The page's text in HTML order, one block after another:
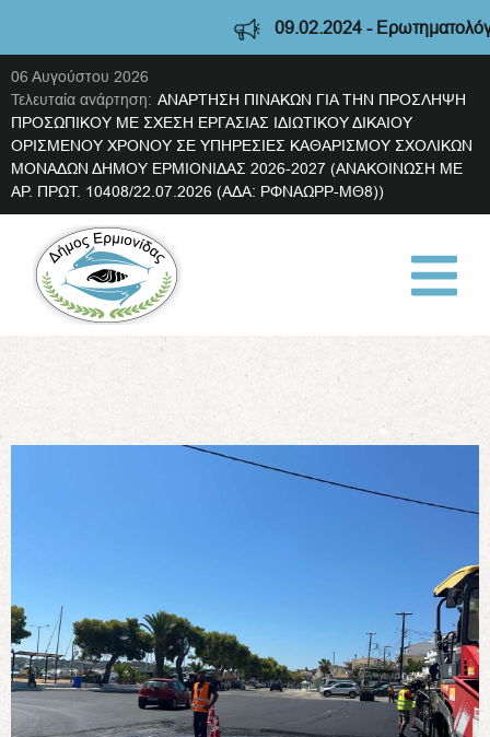
09.02.2024 - Ερωτηματολόγιο
06 Αυγούστου 2026
Τελευταία ανάρτηση: ΑΝΑΡΤΗΣΗ ΠΙΝΑΚΩΝ ΓΙΑ ΤΗΝ ΠΡΟΣΛΗΨΗ
ΠΡΟΣΩΠΙΚΟΥ ΜΕ ΣΧΕΣΗ ΕΡΓΑΣΙΑΣ ΙΔΙΩΤΙΚΟΥ ΔΙΚΑΙΟΥ
ΟΡΙΣΜΕΝΟΥ ΧΡΟΝΟΥ ΣΕ ΥΠΗΡΕΣΙΕΣ ΚΑΘΑΡΙΣΜΟΥ ΣΧΟΛΙΚΩΝ
ΜΟΝΑΔΩΝ ΔΗΜΟΥ ΕΡΜΙΟΝΙΔΑΣ 2026-2027 (ΑΝΑΚΟΙΝΩΣΗ ΜΕ
ΑΡ. ΠΡΩΤ. 10408/22.07.2026 (ΑΔΑ: ΡΦΝΑΩΡΡ-ΜΘ8))